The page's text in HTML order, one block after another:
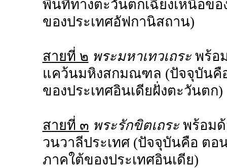
พื้นที่ทางตะวันตกเฉียงเหนือขอ
ของประเทศอัฟกานิสถาน)
สายที่ ๒ พระมหาเทวเถระพร้อ
แคว้นมหิงสกมณฑล (ปัจจุบันคื
ของประเทศอินเดียฝั่งตะวันตก)
สายที่ ๓ พระรักขิตเถระพร้อมด้
วนวาลีประเทศ (ปัจจุบันคือ ตอ
ภาคใต้ของประเทศอินเดีย)